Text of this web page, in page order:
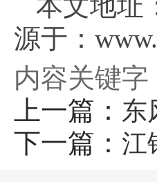
源于：
内容关键字
上一篇： 东
下一篇： 江